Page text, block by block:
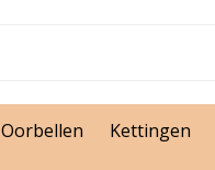
Oorbellen Kettingen